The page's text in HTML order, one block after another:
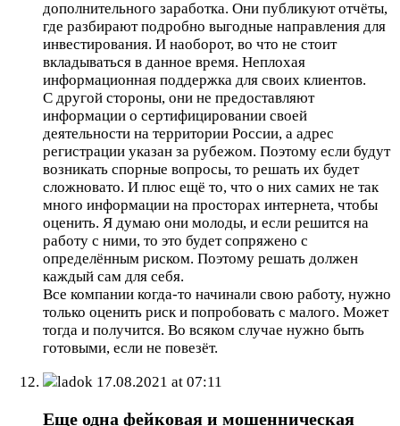
дополнительного заработка. Они публикуют отчёты,
где разбирают подробно выгодные направления для
инвестирования. И наоборот, во что не стоит
вкладываться в данное время. Неплохая
информационная поддержка для своих клиентов.
С другой стороны, они не предоставляют
информации о сертифицировании своей
деятельности на территории России, а адрес
регистрации указан за рубежом. Поэтому если будут
возникать спорные вопросы, то решать их будет
сложновато. И плюс ещё то, что о них самих не так
много информации на просторах интернета, чтобы
оценить. Я думаю они молоды, и если решится на
работу с ними, то это будет сопряжено с
определённым риском. Поэтому решать должен
каждый сам для себя.
Все компании когда-то начинали свою работу, нужно
только оценить риск и попробовать с малого. Может
тогда и получится. Во всяком случае нужно быть
готовыми, если не повезёт.
ladok 17.08.2021 at 07:11
Еще одна фейковая и мошенническая